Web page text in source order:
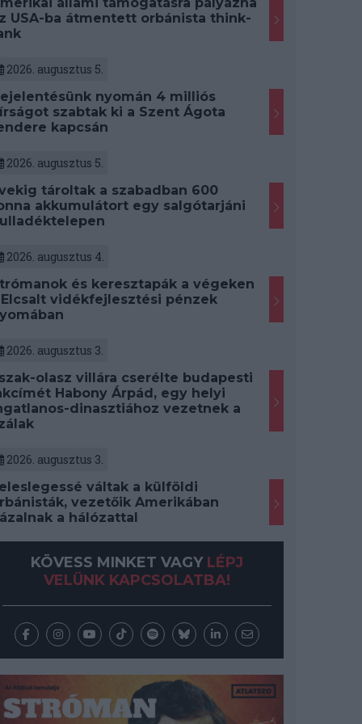
állami támogatásra pályázna
USA-ba átmentett orbánista think-
2026. augusztus 5.
nyomán 4 milliós
szabtak ki a Szent Ágota
kapcsán
2026. augusztus 5.
tároltak a szabadban 600
akkumulátort egy salgótarjáni
2026. augusztus 4.
és keresztapák a végeken
Elcsalt vidékfejlesztési pénzek
2026. augusztus 3.
olasz villára cserélte budapesti
Habony Árpád, egy helyi
dinasztiához vezetnek a
2026. augusztus 3.
váltak a külföldi
vezetőik Amerikában
a hálózattal
KÖVESS MINKET VAGY LÉPJ
VELÜNK KAPCSOLATBA!